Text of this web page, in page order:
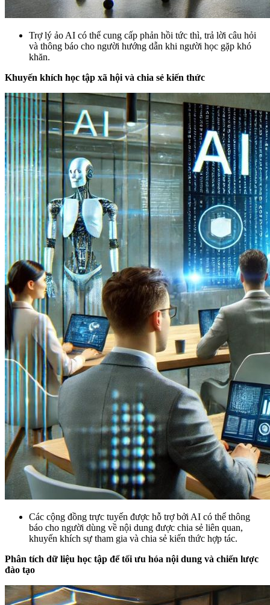
Trợ lý ảo AI có thể cung cấp phản hồi tức thì, trả lời câu hỏi
và thông báo cho người hướng dẫn khi người học gặp khó
khăn.
Khuyến khích học tập xã hội và chia sẻ kiến thức
Các cộng đồng trực tuyến được hỗ trợ bởi AI có thể thông
báo cho người dùng về nội dung được chia sẻ liên quan,
khuyến khích sự tham gia và chia sẻ kiến thức hợp tác.
Phân tích dữ liệu học tập để tối ưu hóa nội dung và chiến lược
đào tạo